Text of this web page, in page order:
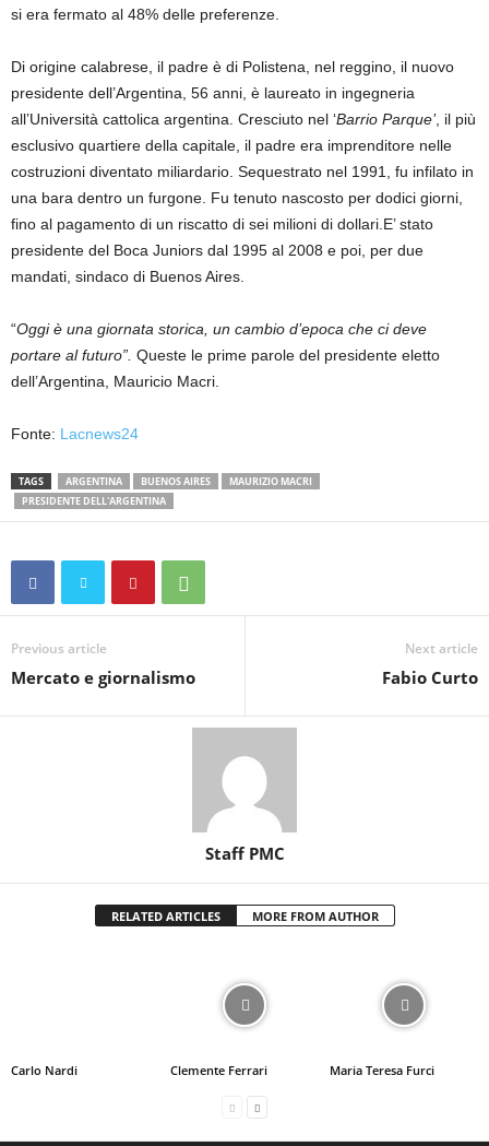
si era fermato al 48% delle preferenze.
Di origine calabrese, il padre è di Polistena, nel reggino, il nuovo
presidente dell’Argentina, 56 anni, è laureato in ingegneria
all’Università cattolica argentina. Cresciuto nel ‘Barrio Parque’, il più
esclusivo quartiere della capitale, il padre era imprenditore nelle
costruzioni diventato miliardario. Sequestrato nel 1991, fu infilato in
una bara dentro un furgone. Fu tenuto nascosto per dodici giorni,
fino al pagamento di un riscatto di sei milioni di dollari.E’ stato
presidente del Boca Juniors dal 1995 al 2008 e poi, per due
mandati, sindaco di Buenos Aires.
“Oggi è una giornata storica, un cambio d’epoca che ci deve
portare al futuro”. Queste le prime parole del presidente eletto
dell’Argentina, Mauricio Macri.
Fonte: Lacnews24
TAGS ARGENTINA BUENOS AIRES
MAURIZIO MACRI
PRESIDENTE DELL'ARGENTINA
Previous article
Mercato e giornalismo
Next article
Fabio Curto
Staff PMC
RELATED ARTICLES MORE FROM AUTHOR
Carlo Nardi Clemente Ferrari Maria Teresa Furci